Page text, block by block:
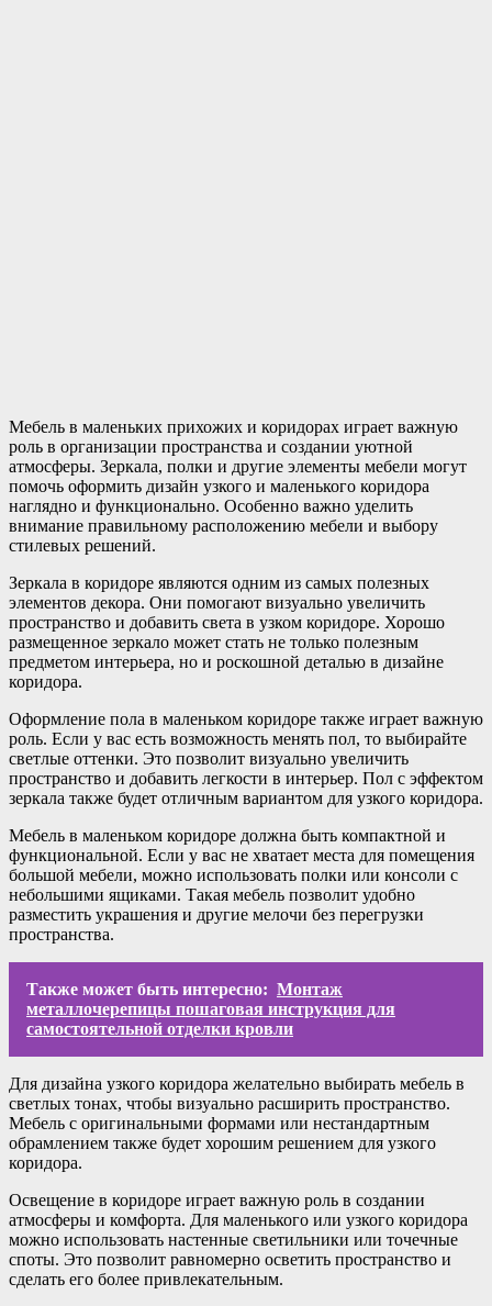
Мебель в маленьких прихожих и коридорах играет важную
роль в организации пространства и создании уютной
атмосферы. Зеркала, полки и другие элементы мебели могут
помочь оформить дизайн узкого и маленького коридора
наглядно и функционально. Особенно важно уделить
внимание правильному расположению мебели и выбору
стилевых решений.
Зеркала в коридоре являются одним из самых полезных
элементов декора. Они помогают визуально увеличить
пространство и добавить света в узком коридоре. Хорошо
размещенное зеркало может стать не только полезным
предметом интерьера, но и роскошной деталью в дизайне
коридора.
Оформление пола в маленьком коридоре также играет важную
роль. Если у вас есть возможность менять пол, то выбирайте
светлые оттенки. Это позволит визуально увеличить
пространство и добавить легкости в интерьер. Пол с эффектом
зеркала также будет отличным вариантом для узкого коридора.
Мебель в маленьком коридоре должна быть компактной и
функциональной. Если у вас не хватает места для помещения
большой мебели, можно использовать полки или консоли с
небольшими ящиками. Такая мебель позволит удобно
разместить украшения и другие мелочи без перегрузки
пространства.
Также может быть интересно: Монтаж
металлочерепицы пошаговая инструкция для
самостоятельной отделки кровли
Для дизайна узкого коридора желательно выбирать мебель в
светлых тонах, чтобы визуально расширить пространство.
Мебель с оригинальными формами или нестандартным
обрамлением также будет хорошим решением для узкого
коридора.
Освещение в коридоре играет важную роль в создании
атмосферы и комфорта. Для маленького или узкого коридора
можно использовать настенные светильники или точечные
споты. Это позволит равномерно осветить пространство и
сделать его более привлекательным.